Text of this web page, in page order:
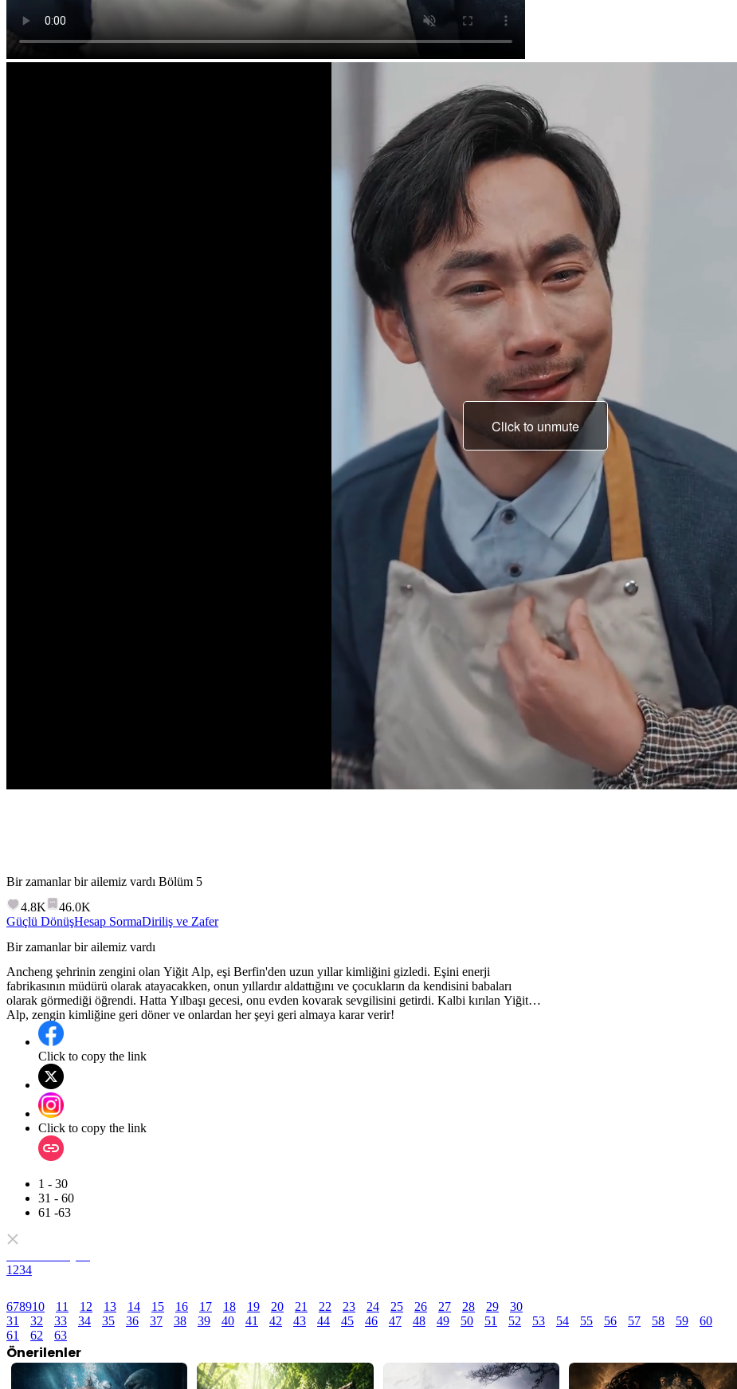
Click to unmute
Bir zamanlar bir ailemiz vardı Bölüm 5
4.8K
46.0K
Güçlü DönüşHesap SormaDiriliş ve Zafer
Bir zamanlar bir ailemiz vardı
Ancheng şehrinin zengini olan Yiğit Alp, eşi Berfin'den uzun yıllar kimliğini gizledi. Eşini enerji
fabrikasının müdürü olarak atayacakken, onun yıllardır aldattığını ve çocukların da kendisini babaları
olarak görmediği öğrendi. Hatta Yılbaşı gecesi, onu evden kovarak sevgilisini getirdi. Kalbi kırılan Yiğit
Alp, zengin kimliğine geri döner ve onlardan her şeyi geri almaya karar verir!
Click to copy the link
Click to copy the link
1 - 30
31 - 60
61 -63
1 234
678910 11 12 13 14 15 16 17 18 19 20 21 22 23 24 25 26 27 28 29
30
31
32 33 34 35 36 37 38 39 40 41 42 43 44 45 46 47 48 49 50 51 52 53 54 55 56 57 58 59
60
61
62 63
Önerilenler